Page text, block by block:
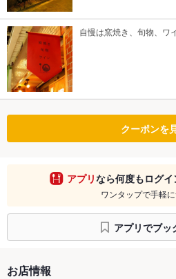
自慢は窯焼き、旬物、ワイ
クーポンを
アプリなら何度もログイ
ワンタップで手軽
アプリでブッ
お店情報